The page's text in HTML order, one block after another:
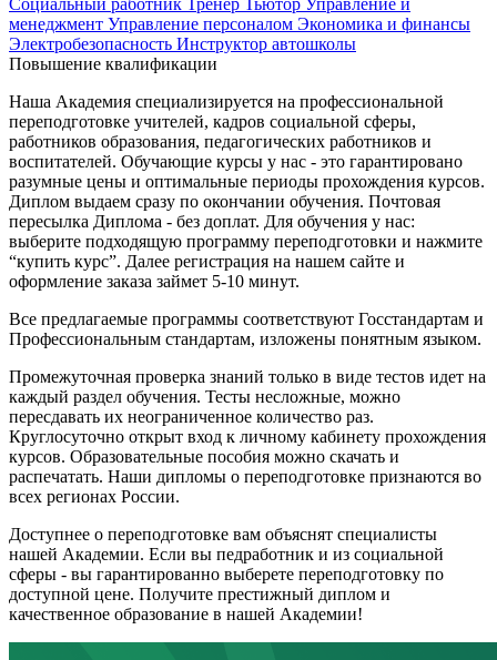
Социальный работник Тренер Тьютор Управление и
менеджмент Управление персоналом Экономика и финансы
Электробезопасность Инструктор автошколы
Повышение квалификации
Наша Академия специализируется на профессиональной
переподготовке учителей, кадров социальной сферы,
работников образования, педагогических работников и
воспитателей. Обучающие курсы у нас - это гарантировано
разумные цены и оптимальные периоды прохождения курсов.
Диплом выдаем сразу по окончании обучения. Почтовая
пересылка Диплома - без доплат. Для обучения у нас:
выберите подходящую программу переподготовки и нажмите
“купить курс”. Далее регистрация на нашем сайте и
оформление заказа займет 5-10 минут.
Все предлагаемые программы соответствуют Госстандартам и
Профессиональным стандартам, изложены понятным языком.
Промежуточная проверка знаний только в виде тестов идет на
каждый раздел обучения. Тесты несложные, можно
пересдавать их неограниченное количество раз.
Круглосуточно открыт вход к личному кабинету прохождения
курсов. Образовательные пособия можно скачать и
распечатать. Наши дипломы о переподготовке признаются во
всех регионах России.
Доступнее о переподготовке вам объяснят специалисты
нашей Академии. Если вы педработник и из социальной
сферы - вы гарантированно выберете переподготовку по
доступной цене. Получите престижный диплом и
качественное образование в нашей Академии!